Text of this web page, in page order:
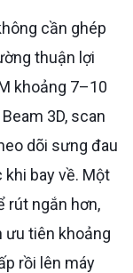
thuận lợi
khoảng 7–10
3D, scan
dõi sưng đau
bay về. Một
rút ngắn hơn,
ưu tiên khoảng
rồi lên máy